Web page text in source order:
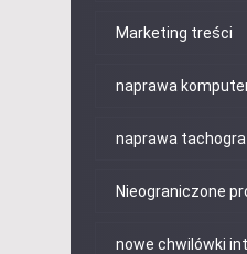
Marketing treści
naprawa
naprawa
Nieograniczone
nowe chwilówki